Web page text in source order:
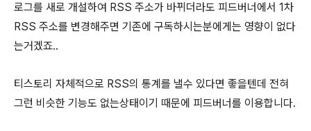
로그를 새로 개설하여 RSS 주소가 바뀌더라도 피드버너에서 1차
RSS 주소를 변경해주면 기존에 구독하시는분에게는 영향이 없다
는거겠죠..
티스토리 자체적으로 RSS의 통계를 낼수 있다면 좋을텐데 전혀
그런 비슷한 기능도 없는상태이기 때문에 피드버너를 이용합니다.